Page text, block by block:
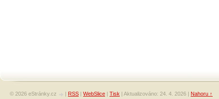
© 2026 eStránky.cz | RSS | WebSlice | Tisk | Aktualizováno: 24. 4. 2026 | Nahoru ↑